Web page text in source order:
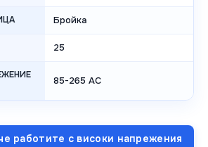
Бройка
25
85-265 AC
работите с високи напрежения